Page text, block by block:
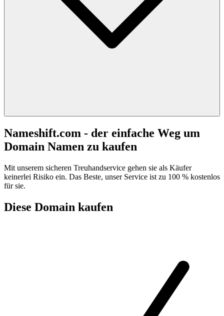
Nameshift.com - der einfache Weg um
Domain Namen zu kaufen
Mit unserem sicheren Treuhandservice gehen sie als Käufer
keinerlei Risiko ein. Das Beste, unser Service ist zu 100 % kostenlos
für sie.
Diese Domain kaufen